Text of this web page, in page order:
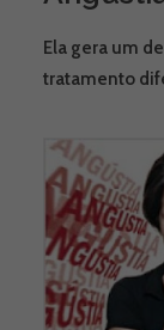
Ela gera um
tratamento